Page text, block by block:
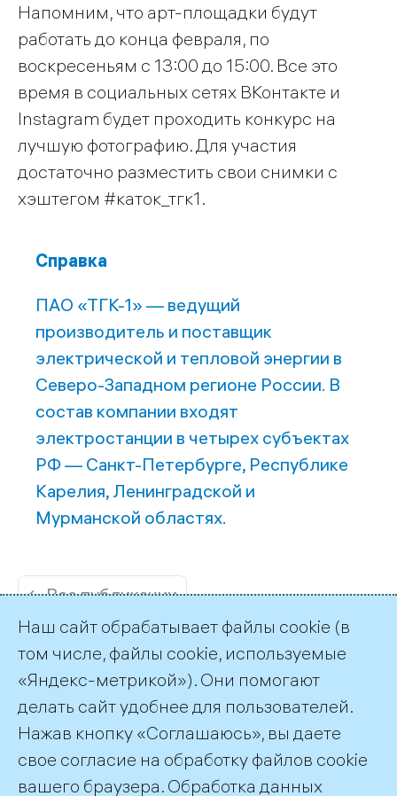
Напомним, что арт-площадки будут
работать до конца февраля, по
воскресеньям с 13:00 до 15:00. Все это
время в социальных сетях ВКонтакте и
Instagram будет проходить конкурс на
лучшую фотографию. Для участия
достаточно разместить свои снимки с
хэштегом #каток_тгк1.
Справка
ПАО «ТГК-1» — ведущий
производитель и поставщик
электрической и тепловой энергии в
Северо-Западном регионе России. В
состав компании входят
электростанции в четырех субъектах
РФ — Санкт-Петербурге, Республике
Карелия, Ленинградской и
Мурманской областях.
← Все публикации
Пресс-служба ТГК-1
+7 (812) 688-32-84
press@tgc1.ru
Наш сайт обрабатывает файлы cookie (в
том числе, файлы cookie, используемые
«Яндекс-метрикой»). Они помогают
делать сайт удобнее для пользователей.
Нажав кнопку «Соглашаюсь», вы даете
свое согласие на обработку файлов cookie
вашего браузера. Обработка данных